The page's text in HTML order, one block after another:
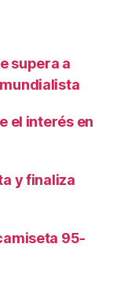
supera a
el interés en
y finaliza
95-